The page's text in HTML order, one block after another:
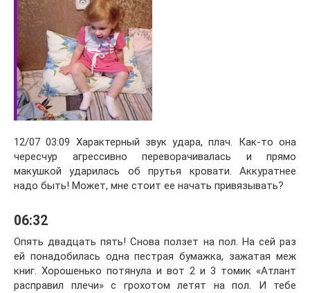
12/07 03:09 Характерный звук удара, плач. Как-то она
чересчур агрессивно переворачивалась и прямо
макушкой ударилась об прутья кровати. Аккуратнее
надо быть! Может, мне стоит ее начать привязывать?
06:32
Опять двадцать пять! Снова ползет на пол. На сей раз
ей понадобилась одна пестрая бумажка, зажатая меж
книг. Хорошенько потянула и вот 2 и 3 томик «Атлант
расправил плечи» с грохотом летят на пол. И тебе